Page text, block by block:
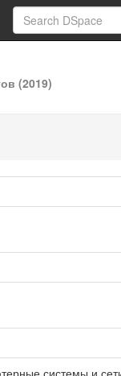
(2019)
системы и